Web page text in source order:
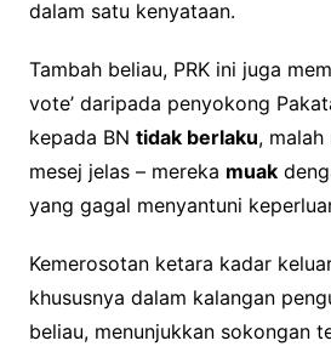
dalam satu kenyataan.
Tambah beliau, PRK ini juga
vote’ daripada penyokong
kepada BN tidak berlaku,
mesej jelas – mereka muak
yang gagal menyantuni
Kemerosotan ketara kadar
khususnya dalam kalangan
beliau, menunjukkan sokongan